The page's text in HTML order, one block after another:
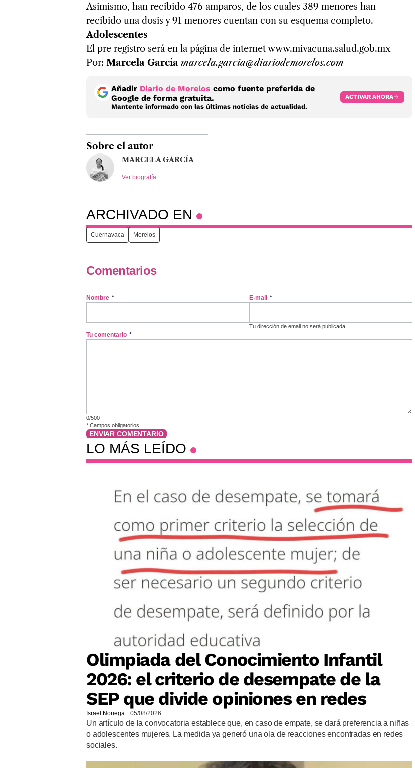
Asimismo, han recibido 476 amparos, de los cuales 389 menores han
recibido una dosis y 91 menores cuentan con su esquema completo.
Adolescentes
El pre registro será en la página de internet www.mivacuna.salud.gob.mx
Por: Marcela García marcela.garcia@diariodemorelos.com
Añadir Diario de Morelos como fuente preferida de
Google de forma gratuita.
Mantente informado con las últimas noticias de actualidad.
ACTIVAR AHORA
Sobre el autor
MARCELA GARCÍA
Ver biografía
ARCHIVADO EN
Cuernavaca Morelos
Comentarios
Nombre * E-mail *
Tu dirección de email no será publicada.
Tu comentario *
0/500
* Campos obligatorios
ENVIAR COMENTARIO
LO MÁS LEÍDO
Olimpiada del Conocimiento Infantil
2026: el criterio de desempate de la
SEP que divide opiniones en redes
Israel Noriega 05/08/2026
Un artículo de la convocatoria establece que, en caso de empate, se dará preferencia a niñas
o adolescentes mujeres. La medida ya generó una ola de reacciones encontradas en redes
sociales.